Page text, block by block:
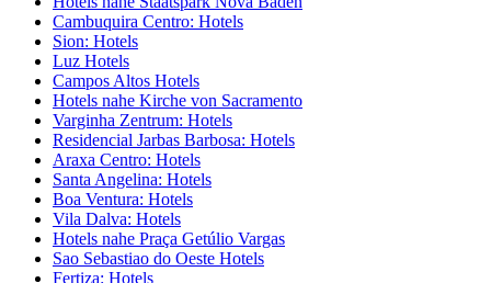
Cambuquira Centro: Hotels
Sion: Hotels
Luz Hotels
Campos Altos Hotels
Hotels nahe Kirche von Sacramento
Varginha Zentrum: Hotels
Residencial Jarbas Barbosa: Hotels
Araxa Centro: Hotels
Santa Angelina: Hotels
Boa Ventura: Hotels
Vila Dalva: Hotels
Hotels nahe Praça Getúlio Vargas
Sao Sebastiao do Oeste Hotels
Fertiza: Hotels